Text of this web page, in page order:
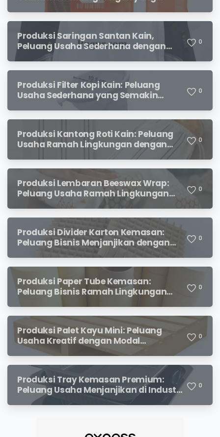
Produksi Saringan Santan Kain,
Peluang Usaha Sederhana dengan
Permintaan yang Terus Meningkat
0
Produksi Filter Kopi Kain: Peluang
Usaha Sederhana yang Semakin
Diminati Pecinta Kopi
0
Produksi Kantong Roti Kain: Peluang
Usaha Ramah Lingkungan dengan
0
Produksi Lembaran Beeswax Wrap:
Peluang Usaha Ramah Lingkungan
yang Menjanjikan
0
Produksi Divider Karton Kemasan:
Peluang Bisnis Menjanjikan dengan
Permintaan yang Terus Meningkat
0
Produksi Paper Tube Kemasan:
Peluang Bisnis Ramah Lingkungan
0
Produksi Palet Kayu Mini: Peluang
Usaha Kreatif dengan Modal
Terjangkau dan Potensi Keuntungan
0
Produksi Tray Kemasan Premium:
Peluang Usaha Menjanjikan di Industri
Packaging Modern
0